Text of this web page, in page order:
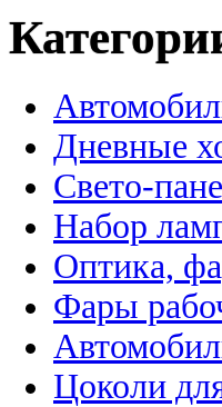
Дневные
Свето-
Набор
Оптика,
Фары
Цоколи